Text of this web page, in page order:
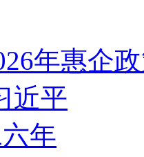
年惠企